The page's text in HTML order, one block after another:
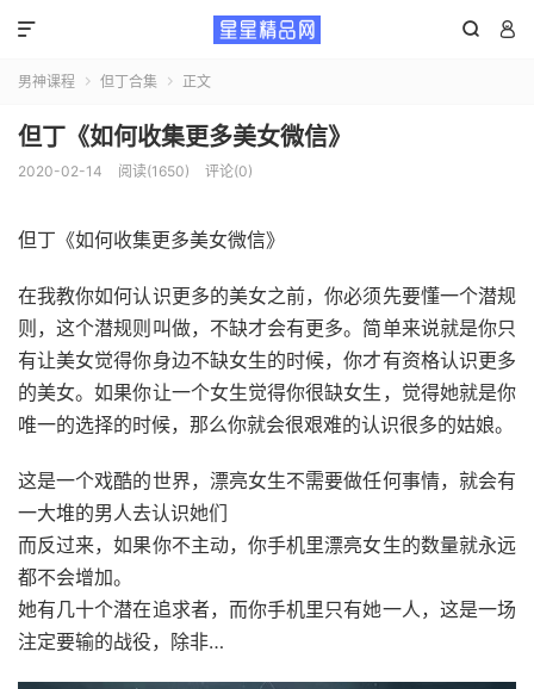
 

男神课程  但丁合集  正文
但丁《如何收集更多美女微信》
2020-02-14 阅读(1650) 评论(0)
但丁《如何收集更多美女微信》
在我教你如何认识更多的美女之前，你必须先要懂一个潜规
则，这个潜规则叫做，不缺才会有更多。简单来说就是你只
有让美女觉得你身边不缺女生的时候，你才有资格认识更多
的美女。如果你让一个女生觉得你很缺女生，觉得她就是你
唯一的选择的时候，那么你就会很艰难的认识很多的姑娘。
这是一个戏酷的世界，漂亮女生不需要做任何事情，就会有
一大堆的男人去认识她们
而反过来，如果你不主动，你手机里漂亮女生的数量就永远
都不会增加。
她有几十个潜在追求者，而你手机里只有她一人，这是一场
注定要输的战役，除非…